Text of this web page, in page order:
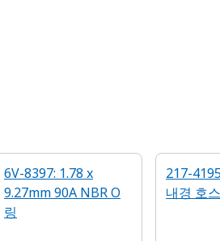
6V-8397: 1.78 x
9.27mm 90A NBR O
링
217-
내경 호스